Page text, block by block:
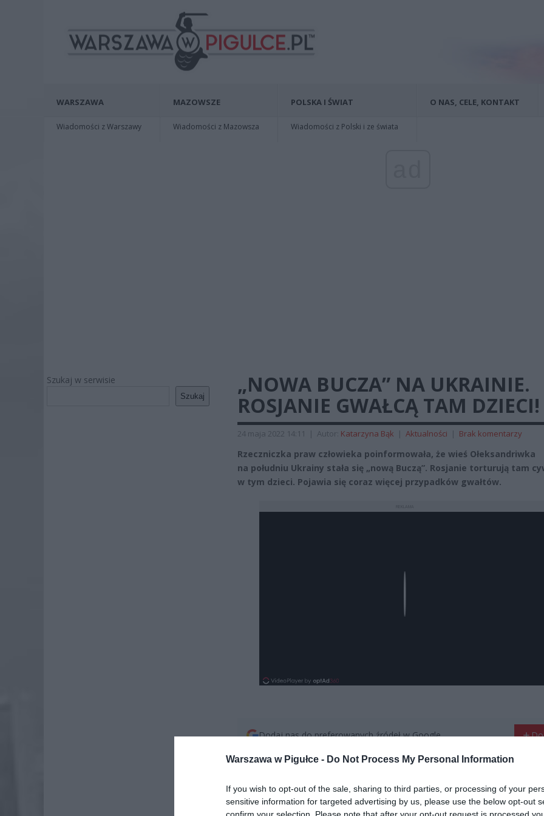
Warszawa w Pigułce - Do Not Process My Personal Information
If you wish to opt-out of the sale, sharing to third parties, or processing of your
sensitive information for targeted advertising by us, please use the below opt-out
confirm your selection. Please note that after your opt-out request is processed
WARSZAWA
Wiadomości z Warszawy
MAZOWSZE
Wiadomości z Mazowsza
POLSKA I ŚWIAT
Wiadomości z Polski i ze świata
O NAS, CELE, KONTAKT
Szukaj w serwisie
Szukaj
„NOWA BUCZA” NA UKRAINIE.
ROSJANIE GWAŁCĄ TAM DZIECI!
24 maja 2022 14:11 | Autor: Katarzyna Bąk | Aktualności | Brak komentarzy
Rzeczniczka praw człowieka poinformowała, że wieś Ołeksandriwka
na południu Ukrainy stała się „nową Buczą”. Rosjanie torturują tam
w tym dzieci. Pojawia się coraz więcej przypadków gwałtów.
Dodaj nas do preferowanych źródeł w Google